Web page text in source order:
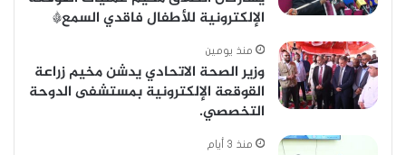
الإلكترونية للأطفال فاقدي السمع*
منذ يومين
وزير الصحة الاتحادي يدشن مخيم زراعة
القوقعة الإلكترونية بمستشفى الدوحة
التخصصي.
منذ 3 أيام